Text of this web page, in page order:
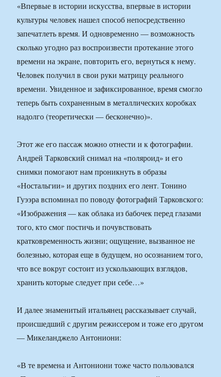
«Впервые в истории искусства, впервые в истории
культуры человек нашел способ непосредственно
запечатлеть время. И одновременно — возможность
сколько угодно раз воспроизвести протекание этого
времени на экране, повторить его, вернуться к нему.
Человек получил в свои руки матрицу реального
времени. Увиденное и зафиксированное, время смогло
теперь быть сохраненным в металлических коробках
надолго (теоретически — бесконечно)».
Этот же его пассаж можно отнести и к фотографии.
Андрей Тарковский снимал на «поляроид» и его
снимки помогают нам проникнуть в образы
«Ностальгии» и других поздних его лент. Тонино
Гуээра вспоминал по поводу фотографий Тарковского:
«Изображения — как облака из бабочек перед глазами
того, кто смог постичь и почувствовать
кратковременность жизни; ощущение, вызванное не
болезнью, которая еще в будущем, но осознанием того,
что все вокруг состоит из ускользающих взглядов,
хранить которые следует при себе…»
И далее знаменитый итальянец рассказывает случай,
происшедший с другим режиссером и тоже его другом
— Микеланджело Антониони:
«В те времена и Антониони тоже часто пользовался